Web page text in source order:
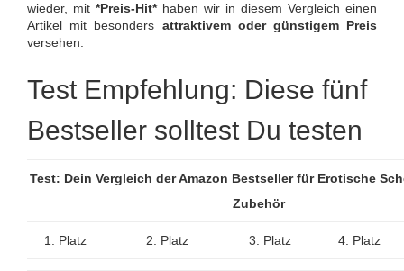
wieder, mit *Preis-Hit*haben wir in diesem Vergleich einen
Artikel mit besonders attraktivem oder günstigem Preis
versehen.
Test Empfehlung: Diese fünf
Bestseller solltest Du testen
Test: Dein Vergleich der Amazon Bestseller für Erotische
Zubehör
1. Platz 2. Platz 3. Platz 4. Platz